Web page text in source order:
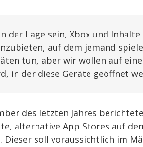
der Lage sein, Xbox und
auf dem jemand
tun, aber wir wollen auf
in der diese Geräte geöffnet
des letzten Jahres
alternative App Stores auf
Dieser soll voraussichtlich im